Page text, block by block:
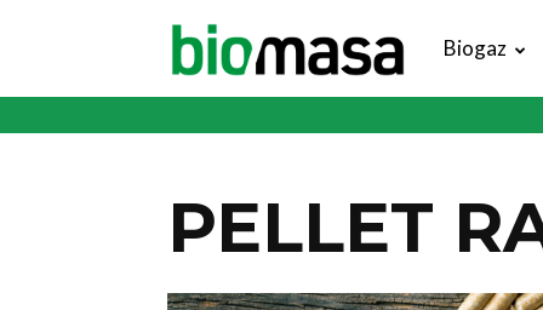
Magazyn
Biogaz
PELLET